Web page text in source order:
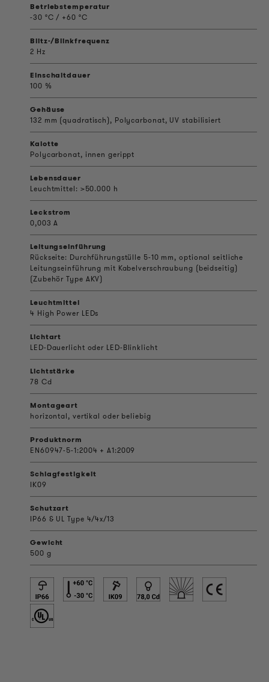
Betriebstemperatur
-30 °C / +60 °C
Blitz-/Blinkfrequenz
2 Hz
Einschaltdauer
100 %
Gehäuse
132 mm (quadratisch), Polycarbonat, UV stabilisiert
Kalotte
Polycarbonat, innen gerippt
Lebensdauer
Leuchtmittel: >50.000 h
Leckstrom
0,003 A
Leitungseinführung
Rückseite: Durchführungstülle 5-10 mm, optional seitliche
Leitungseinführung mit Kabelverschraubung (beidseitig)
(Zubehör Type AKV)
Leuchtmittel
4 High Power LEDs
Lichtart
LED-Dauerlicht oder LED-Blinklicht
Lichtstärke
78 Cd
Montageart
horizontal, vertikal oder beliebig
Produktnorm
EN60947-5-1:2004 + A1:2009
Schlagfestigkeit
IK09
Schutzart
IP66 & UL Type 4/4x/13
Gewicht
500 g